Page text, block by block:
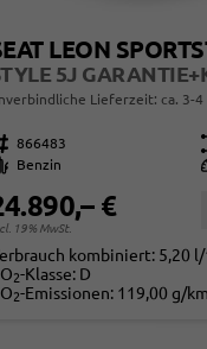
LEON
Lieferzeit: ca. 3-4
866483
Benzin
€
19% MwSt.
kombiniert: 5,20
2-Klasse: D
2-Emissionen: 119,00 g/km